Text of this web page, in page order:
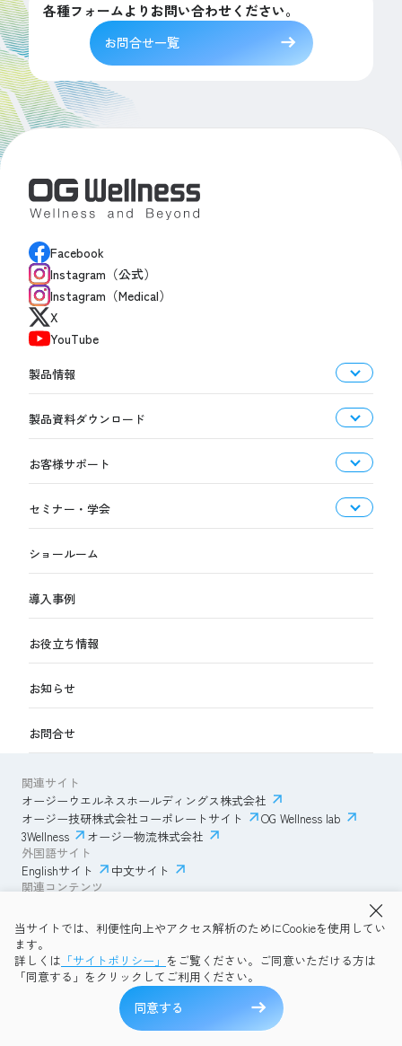
当サイトでは、利便性向上やアクセス解析のためにCookieを使用してい
ます。
詳しくは 「サイトポリシー」 をご覧ください。ご同意いただける方は
「同意する」をクリックしてご利用ください。
同意する
各種フォームよりお問い合わせください。
お問合せ一覧
Facebook
Instagram（公式）
Instagram（Medical）
X
YouTube
製品情報
製品資料ダウンロード
お客様サポート
セミナー・学会
ショールーム
導入事例
お役立ち情報
お知らせ
お問合せ
関連サイト
オージーウエルネスホールディングス株式会社
オージー技研株式会社コーポレートサイト
OG Wellness lab
3Wellness
オージー物流株式会社
外国語サイト
Englishサイト
中文サイト
関連コンテンツ
透明性ガイドライン
プライバシーポリシー
OG Wellness会員規約
コミュニティガイドライン
サイトマップ
Copyright © 2026 OG Wellness Co., Ltd. All rights reserved.